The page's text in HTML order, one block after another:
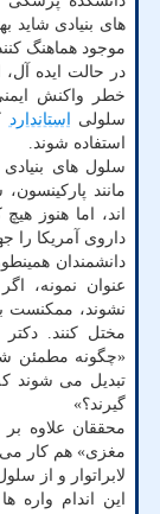
های بنیادی شاید
موجود هماهنگ
در حالت ایده
خطر واکنش
سلولی
استاندارد
استفاده شوند.
سلول های بنیادی
مانند
اند، اما هنوز
داروی آمریکا را
دانشمندان
عنوان نمونه،
نشوند، ممکنست
مختل کنند.
«چگونه مطمئن
تبدیل می شوند
گیرند؟»
محققان علاوه
مغزی» هم کار می
لابراتوار و از
این اندام